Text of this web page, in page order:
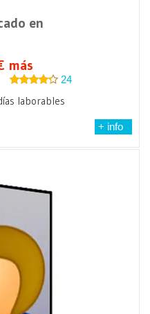
en
más
24
laborables
+ info